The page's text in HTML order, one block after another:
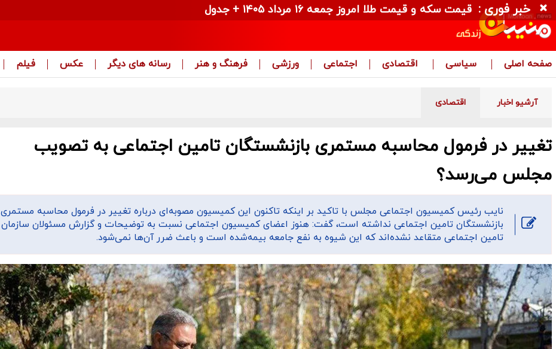
صفحه اصلی سیاسی اقتصادی اجتماعی ورزشی فرهنگ و هنر رسانه های دیگر عکس فیلم
آرشیو اخبار اقتصادی
تغییر در فرمول محاسبه مستمری بازنشستگان تامین اجتماعی به تصویب
مجلس می‌رسد؟
نایب رئیس کمیسیون اجتماعی مجلس با تاکید بر اینکه تاکنون این کمیسیون مصوبه‌ای درباره تغییر در فرمول محاسبه مستمری
بازنشستگان تامین اجتماعی نداشته است،‌ گفت: هنوز اعضای کمیسیون اجتماعی نسبت به توضیحات و گزارش مسئولان سازمان
تامین اجتماعی متقاعد نشده‌اند که این شیوه به نفع جامعه بیمه‌شده است و باعث ضرر آن‌ها نمی‌شود.
خبر فوری : قیمت سکه و قیمت طلا امروز جمعه ۱۶ مرداد ۱۴۰۵ + جدول